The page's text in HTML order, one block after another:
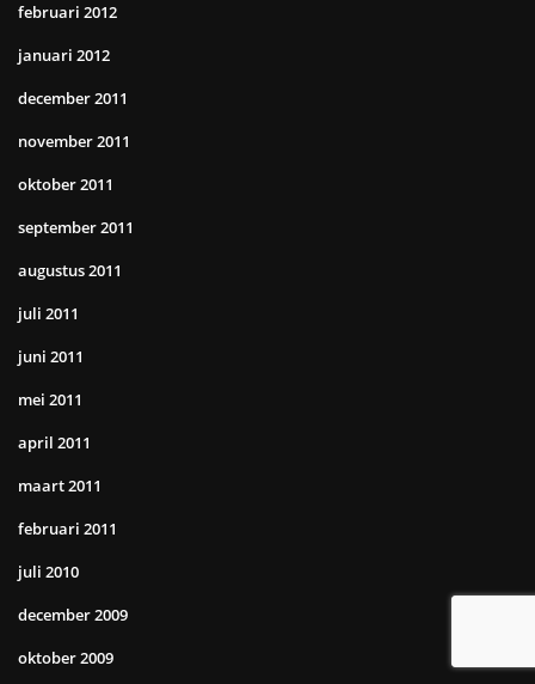
februari 2012
januari 2012
december 2011
november 2011
oktober 2011
september 2011
augustus 2011
juli 2011
juni 2011
mei 2011
april 2011
maart 2011
februari 2011
juli 2010
december 2009
oktober 2009